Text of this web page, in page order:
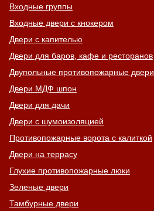
Входные группы
Входные двери с кнокером
Двери с капителью
Двери для баров, кафе и ресторанов
Двупольные противопожарные двери
Двери МДФ шпон
Двери для дачи
Двери с шумоизоляцией
Противопожарные ворота с калиткой
Двери на террасу
Глухие противопожарные люки
Зеленые двери
Тамбурные двери